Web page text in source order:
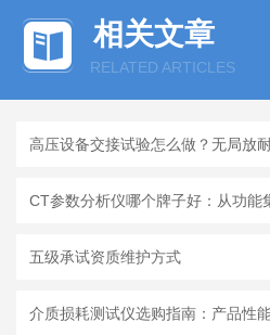
相关文章
RELATED ARTICLES
五级承试资质维护方式